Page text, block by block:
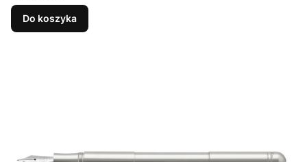
Do koszyka